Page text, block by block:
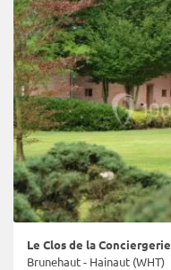
Le Clos de la Conciergerie
Brunehaut - Hainaut (WHT)